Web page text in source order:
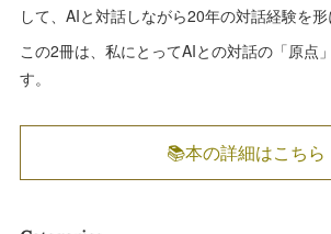
して、AIと対話しながら20年の対話経験を形
この2冊は、私にとってAIとの対話の「原点
す。
📚本の詳細はこちら